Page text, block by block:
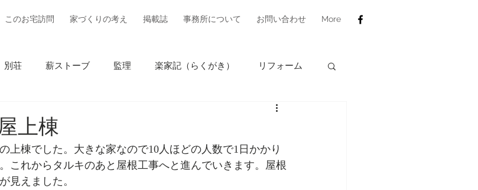
このお宅訪問 家づくりの考え 掲載誌 事務所について お問い合わせ More
別荘 薪ストーブ 監理 楽家記（らくがき） リフォーム
上棟
上棟でした。大きな家なので10人ほどの人数で1日かかり
これからタルキのあと屋根工事へと進んでいきます。屋根
見えました。